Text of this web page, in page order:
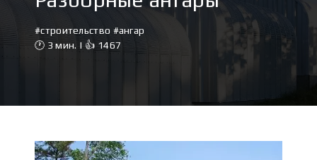
#строительство #ангар
🕐 3 мин. | 👍 1467